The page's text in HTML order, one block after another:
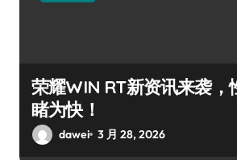
荣耀WIN RT新资讯来袭，
睹为快！
dawei 3 月 28, 2026